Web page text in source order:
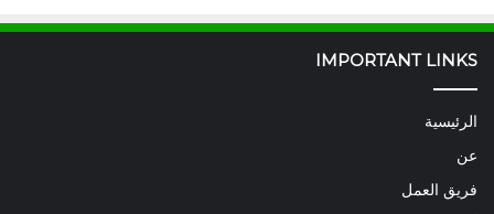
IMPORTANT LINKS
الرئيسية
عن
فريق العمل